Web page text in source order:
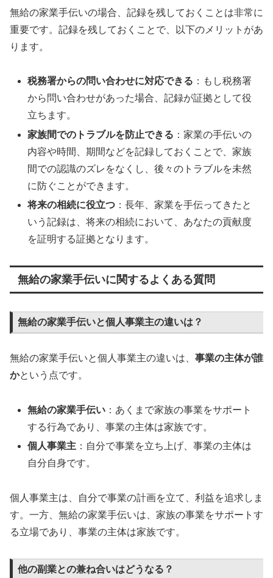
無給の家業手伝いの場合、記録を残しておくことは非常に
重要です。記録を残しておくことで、以下のメリットがあ
ります。
税務署からの問い合わせに対応できる ：もし税務署
から問い合わせがあった場合、記録が証拠として役
立ちます。
家族間でのトラブルを防止できる ：家業の手伝いの
内容や時間、期間などを記録しておくことで、家族
間での認識のズレをなくし、後々のトラブルを未然
に防ぐことができます。
将来の相続に役立つ ：長年、家業を手伝ってきたと
いう記録は、将来の相続において、あなたの貢献度
を証明する証拠となります。
無給の家業手伝いに関するよくある質問
無給の家業手伝いと個人事業主の違いは？
無給の家業手伝いと個人事業主の違いは、 事業の主体が誰
かという点です。
無給の家業手伝い ：あくまで家族の事業をサポート
する行為であり、事業の主体は家族です。
個人事業主 ：自分で事業を立ち上げ、事業の主体は
自分自身です。
個人事業主は、自分で事業の計画を立て、利益を追求しま
す。一方、無給の家業手伝いは、家族の事業をサポートす
る立場であり、事業の主体は家族です。
他の副業との兼ね合いはどうなる？